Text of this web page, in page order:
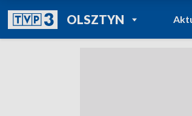
OLSZTYNPOWRÓT DO
TVP REGIONY